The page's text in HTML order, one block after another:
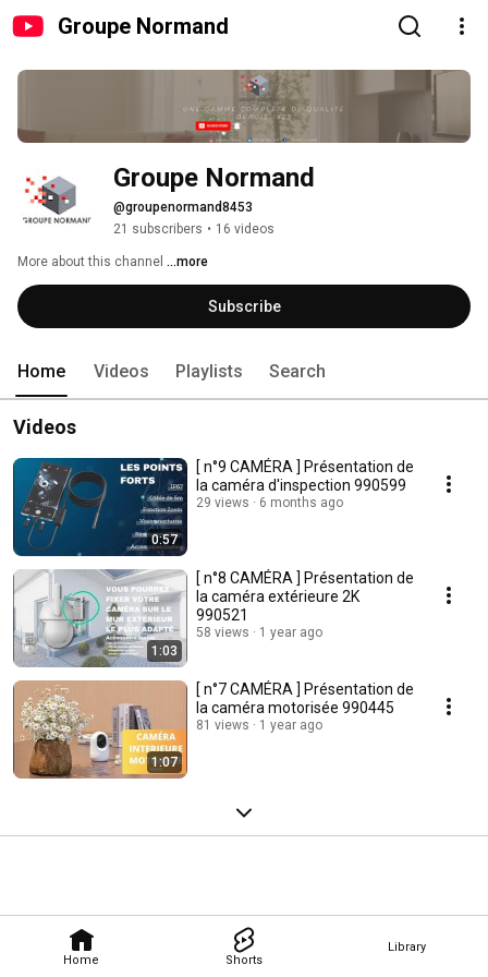
Groupe Normand
Home Shorts
Library
Groupe Normand
@groupenormand8453
21 subscribers • 16 videos
More about this channel ...more
Subscribe
Home Videos Playlists Search
Videos
0:57
[ n°9 CAMÉRA ] Présentation de
la caméra d'inspection 990599
29 views 6 months ago
1:03
[ n°8 CAMÉRA ] Présentation de
la caméra extérieure 2K
990521
58 views 1 year ago
1:07
[ n°7 CAMÉRA ] Présentation de
la caméra motorisée 990445
81 views 1 year ago